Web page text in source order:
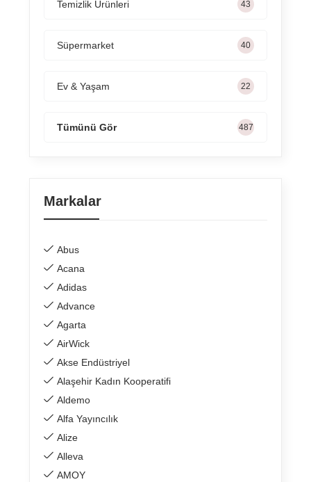
Temizlik Ürünleri 65
Süpermarket 60
Ev & Yaşam 34
Tümünü Gör 722
Markalar
Abus
Acana
Adidas
Advance
Agarta
AirWick
Akse Endüstriyel
Alaşehir Kadın Kooperatifi
Aldemo
Alfa Yayıncılık
Alize
Alleva
AMOY